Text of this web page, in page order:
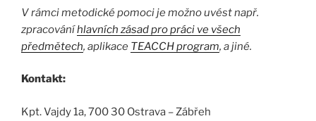
V rámci metodické pomoci je možno uvést např.
zpracováníhlavních zásad pro práci ve všech
předmětech, aplikace TEACCH program, a jiné.
Kontakt:
Kpt. Vajdy 1a, 700 30 Ostrava – Zábřeh